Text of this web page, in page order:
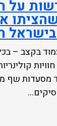
על
בישראל
בקצב –
מסעדות שף